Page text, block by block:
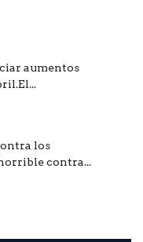
aumentos
los
contra...